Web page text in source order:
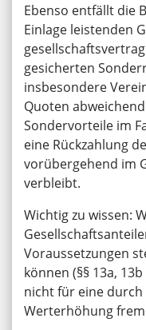
Ebenso entfällt die
Einlage leistenden
gesicherten
insbesondere
Quoten
Sondervorteile im
eine Rückzahlung
vorübergehend im
verbleibt.
Wichtig zu wissen:
Voraussetzungen
können (§§ 13a,
nicht für eine
Werterhöhung